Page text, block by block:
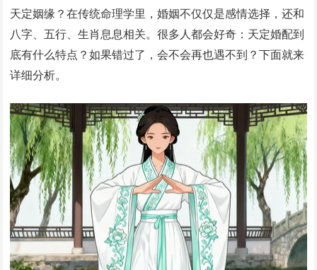
天定姻缘？在传统命理学里，婚姻不仅仅是感情选择，还和
八字、五行、生肖息息相关。很多人都会好奇：天定婚配到
底有什么特点？如果错过了，会不会再也遇不到？下面就来
详细分析。